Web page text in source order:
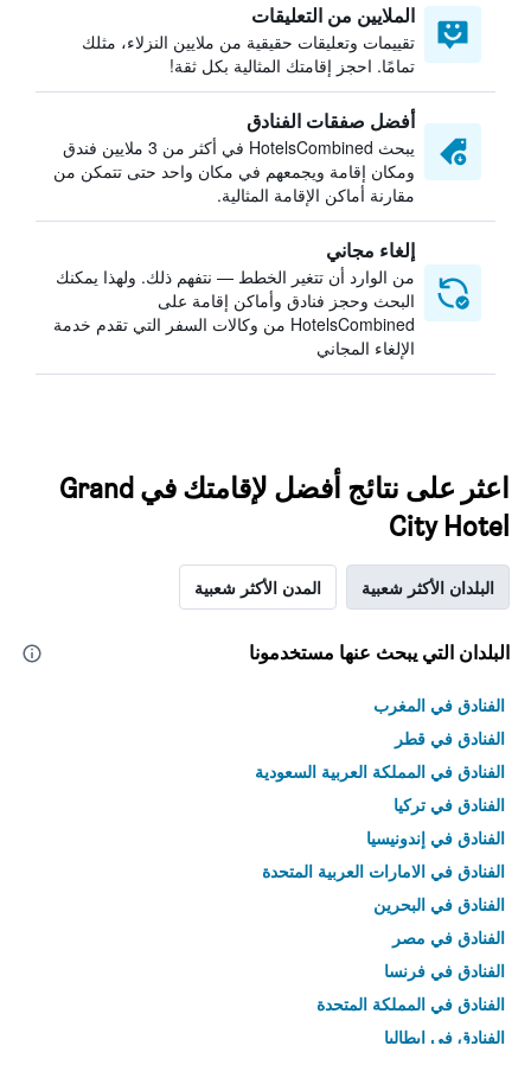
الملايين من التعليقات
تقييمات وتعليقات حقيقية من ملايين النزلاء، مثلك
تمامًا. احجز إقامتك المثالية بكل ثقة!
أفضل صفقات الفنادق
يبحث HotelsCombined في أكثر من 3 ملايين فندق
ومكان إقامة ويجمعهم في مكان واحد حتى تتمكن من
مقارنة أماكن الإقامة المثالية.
إلغاء مجاني
من الوارد أن تتغير الخطط — نتفهم ذلك. ولهذا يمكنك
البحث وحجز فنادق وأماكن إقامة على
HotelsCombined من وكالات السفر التي تقدم خدمة
الإلغاء المجاني
اعثر على نتائج أفضل لإقامتك في Grand
City Hotel
البلدان الأكثر شعبية المدن الأكثر شعبية
البلدان التي يبحث عنها مستخدمونا
الفنادق في المغرب
الفنادق في قطر
الفنادق في المملكة العربية السعودية
الفنادق في تركيا
الفنادق في إندونيسيا
الفنادق في الامارات العربية المتحدة
الفنادق في البحرين
الفنادق في مصر
الفنادق في فرنسا
الفنادق في المملكة المتحدة
الفنادق في إيطاليا